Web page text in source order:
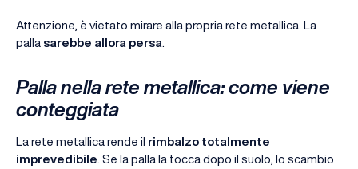
Attenzione, è vietato mirare alla propria rete metallica. La
palla sarebbe allora persa
Palla nella rete metallica: come viene
conteggiata
La rete metallica rende il rimbalzo totalmente
imprevedibile . Se la palla la tocca dopo il suolo, lo scambio